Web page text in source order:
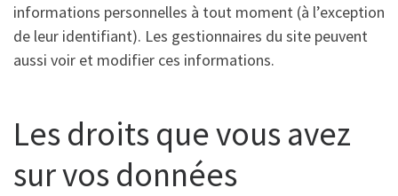
informations personnelles à tout moment (à l’exception
de leur identifiant). Les gestionnaires du site peuvent
aussi voir et modifier ces informations.
Les droits que vous avez
sur vos données